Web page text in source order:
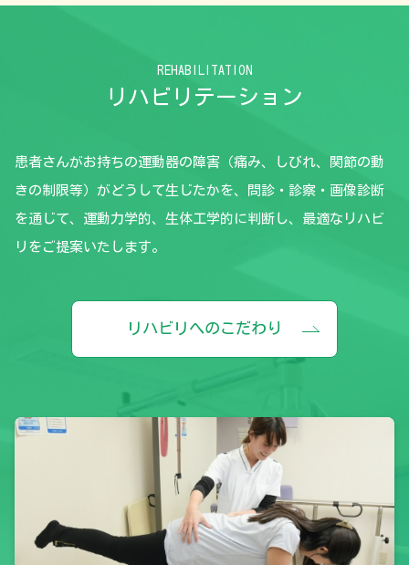
REHABILITATION
リハビリテーション
患者さんがお持ちの運動器の障害（痛み、しびれ、関節の動
きの制限等）がどうして生じたかを、問診・診察・画像診断
を通じて、運動力学的、生体工学的に判断し、最適なリハビ
リをご提案いたします。
リハビリへのこだわり